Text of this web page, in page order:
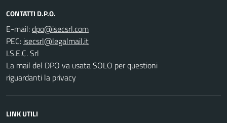
CONTATTI D.P.O.
E-mail:
PEC:
I.S.E.C. Srl
La mail del DPO va usata SOLO per questioni
riguardanti la privacy
LINK UTILI